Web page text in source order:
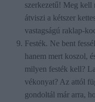
szerkezetű! Meg kell
átviszi a kétszer
vastagságú raklap-
Festék. Ne bent
hanem mert koszol,
milyen festék kell?
vékonyat? Az attól
gondoltál már arra,